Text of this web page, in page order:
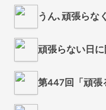
うん､頑張らな
頑張らない日
第447回「頑張